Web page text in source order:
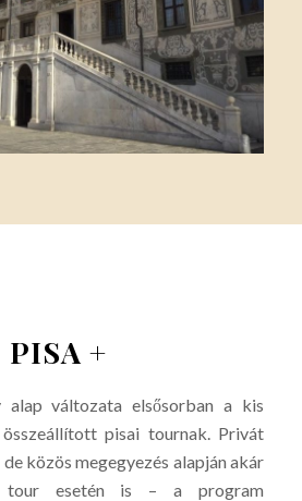
PISA +
alap változata elsősorban a kis
pisai tournak. Privát
közös megegyezés alapján akár
esetén is – a program